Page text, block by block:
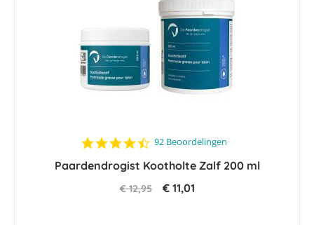
4.6
rating
92 Beoordelingen
Paardendrogist Kootholte Zalf 200 ml
€ 12,95 € 11,01